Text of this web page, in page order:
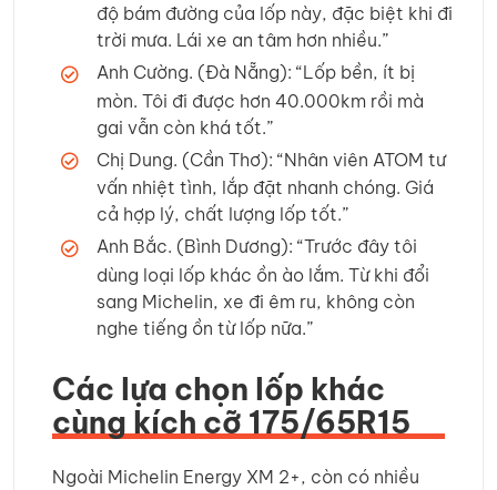
độ bám đường của lốp này, đặc biệt khi đi
trời mưa. Lái xe an tâm hơn nhiều.”
Anh Cường. (Đà Nẵng): “Lốp bền, ít bị
mòn. Tôi đi được hơn 40.000km rồi mà
gai vẫn còn khá tốt.”
Chị Dung. (Cần Thơ): “Nhân viên ATOM tư
vấn nhiệt tình, lắp đặt nhanh chóng. Giá
cả hợp lý, chất lượng lốp tốt.”
Anh Bắc. (Bình Dương): “Trước đây tôi
dùng loại lốp khác ồn ào lắm. Từ khi đổi
sang Michelin, xe đi êm ru, không còn
nghe tiếng ồn từ lốp nữa.”
Các lựa chọn lốp khác
cùng kích cỡ 175/65R15
Ngoài Michelin Energy XM 2+, còn có nhiều